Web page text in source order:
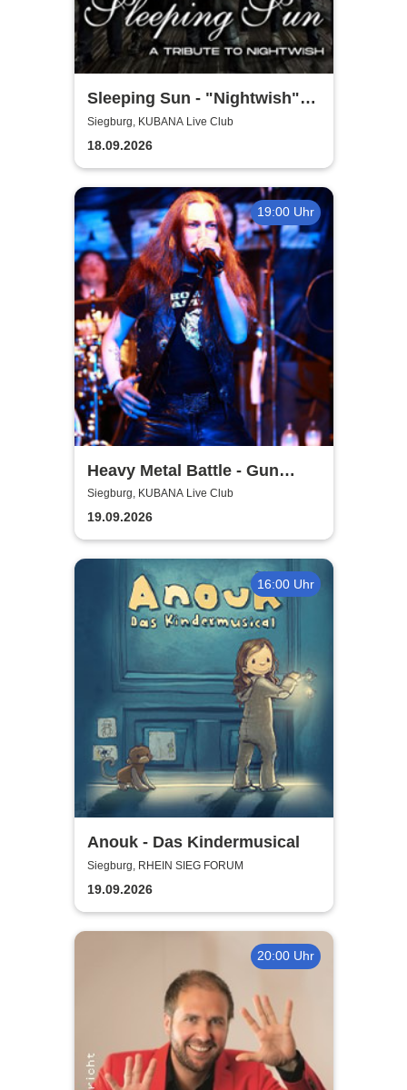
Sleeping Sun - "Nightwish"-
Tribute
Siegburg, KUBANA Live Club
18.09.2026
19:00 Uhr
Heavy Metal Battle - Gun
Barrel, Warwolf + 1
Siegburg, KUBANA Live Club
19.09.2026
16:00 Uhr
Anouk - Das Kindermusical
Siegburg, RHEIN SIEG FORUM
19.09.2026
20:00 Uhr